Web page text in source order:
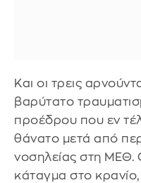
Και οι τρεις
βαρύτατο
προέδρου που εν
θάνατο μετά από
νοσηλείας στη ΜΕΘ.
κάταγμα στο